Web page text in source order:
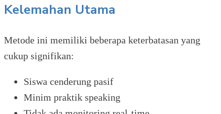
Kelemahan Utama
Metode ini memiliki beberapa keterbatasan yang
cukup signifikan:
Siswa cenderung pasif
Minim praktik speaking